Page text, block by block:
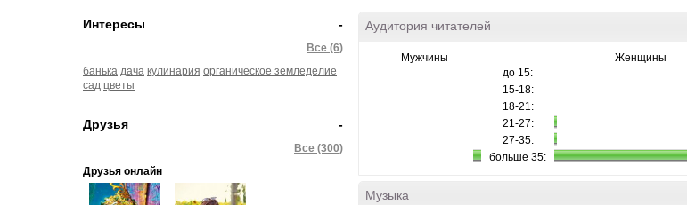
-
Интересы
Все (6)
банька дача кулинария органическое земледелие
сад цветы
-
Друзья
Все (300)
Друзья онлайн
Аудитория читателей
Мужчины
Женщины
до 15:
15-18:
18-21:
21-27:
27-35:
больше 35:
Музыка